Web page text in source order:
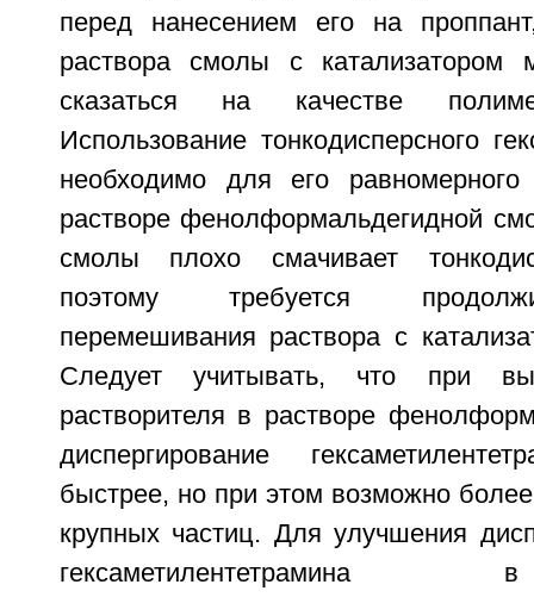
перед нанесением его на
раствора смолы с катализатором
сказаться на качестве
Использование тонкодисперсного
необходимо для его равномерного
растворе фенолформальдегидной
смолы плохо смачивает
поэтому требуется
перемешивания раствора с
Следует учитывать, что при
растворителя в растворе
диспергирование
быстрее, но при этом возможно
крупных частиц. Для улучшения